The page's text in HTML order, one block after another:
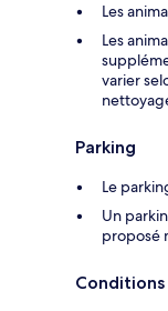
Les
Les
varier
Parking
Le
Un
proposé
Conditions